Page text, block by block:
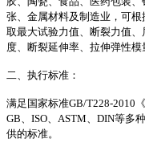
张、金属材料及制造业，可根
取最大试验力值、断裂力值
度、断裂延伸率、拉伸弹性模
二、执行标准：
满足国家标准GB/T228-2010
GB、ISO、ASTM、DIN等多
供的标准。